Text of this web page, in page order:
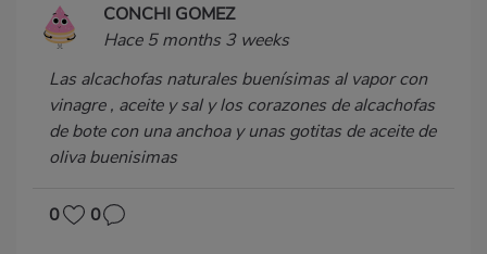
CONCHI GOMEZ
Hace 5 months 3 weeks
Las alcachofas naturales buenísimas al vapor con
vinagre , aceite y sal y los corazones de alcachofas
de bote con una anchoa y unas gotitas de aceite de
oliva buenisimas
0 0